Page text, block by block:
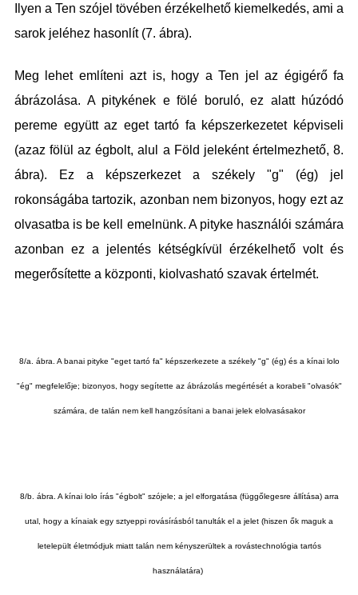
Ilyen a Ten szójel tövében érzékelhető kiemelkedés, ami a
sarok jeléhez hasonlít (7. ábra).
Meg lehet említeni azt is, hogy a Ten jel az égigérő fa
ábrázolása. A pitykének e fölé boruló, ez alatt húzódó
pereme együtt az eget tartó fa képszerkezetet képviseli
(azaz fölül az égbolt, alul a Föld jeleként értelmezhető, 8.
ábra). Ez a képszerkezet a székely "g" (ég) jel
rokonságába tartozik, azonban nem bizonyos, hogy ezt az
olvasatba is be kell emelnünk. A pityke használói számára
azonban ez a jelentés kétségkívül érzékelhető volt és
megerősítette a központi, kiolvasható szavak értelmét.
8/a. ábra. A banai pityke "eget tartó fa" képszerkezete a székely "g" (ég) és a kínai lolo
"ég" megfelelője; bizonyos, hogy segítette az ábrázolás megértését a korabeli "olvasók"
számára, de talán nem kell hangzósítani a banai jelek elolvasásakor
8/b. ábra. A kínai lolo írás "égbolt" szójele; a jel elforgatása (függőlegesre állítása) arra
utal, hogy a kínaiak egy sztyeppi rovásírásból tanulták el a jelet (hiszen ők maguk a
letelepült életmódjuk miatt talán nem kényszerültek a rovástechnológia tartós
használatára)